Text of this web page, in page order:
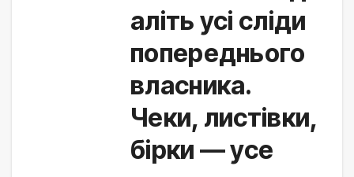
аліть усі сліди
попереднього
власника.
Чеки, листівки,
бірки — усе